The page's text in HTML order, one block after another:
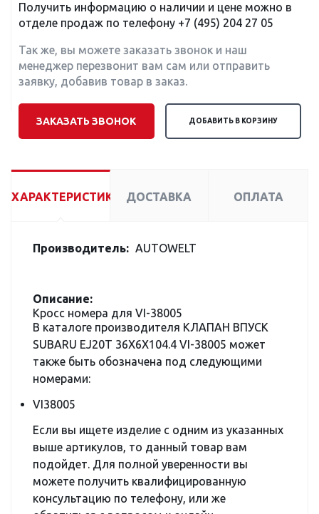
Получить информацию о наличии и цене можно в
отделе продаж по телефону +7 (495) 204 27 05
Так же, вы можете заказать звонок и наш
менеджер перезвонит вам сам или отправить
заявку, добавив товар в заказ.
ЗАКАЗАТЬ ЗВОНОК ДОБАВИТЬ В КОРЗИНУ
ХАРАКТЕРИСТИКИ ДОСТАВКА ОПЛАТА
Производитель: AUTOWELT
Описание:
Кросс номера для VI-38005
В каталоге производителя КЛАПАН ВПУСК
SUBARU EJ20T 36X6X104.4 VI-38005 может
также быть обозначена под следующими
номерами:
VI38005
Если вы ищете изделие с одним из указанных
выше артикулов, то данный товар вам
подойдет. Для полной уверенности вы
можете получить квалифицированную
консультацию по телефону, или же